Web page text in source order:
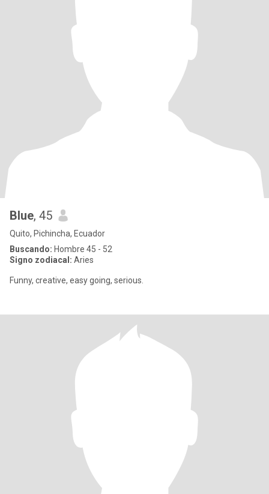
Blue, 45
Quito, Pichincha, Ecuador
Buscando: Hombre 45 - 52
Signo zodiacal: Aries
Funny, creative, easy going, serious.